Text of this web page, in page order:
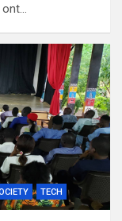
ont…
TECH